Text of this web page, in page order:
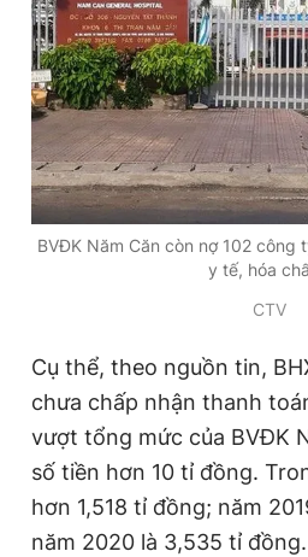
Đặt báo Quảng cáo RSS
Tổng biên tập: Nguyễn Ngọc Toàn
Phó tổng biên tập thường trực: Hải
Phó tổng biên tập: Lâm Hiếu Dũng
Phó tổng biên tập: Trần Việt Hưng
Tổng thư ký tòa soạn: Đức Trung
Giấy phép xuất bản số 110/GP -
© 2003-2026 Bản quyền thuộc về
chép dưới mọi hình thức nếu không
BVĐK Năm Căn còn nợ 102
y tế, hóa
CTV
Cụ thể, theo nguồn tin,
chưa chấp nhận thanh
vượt tổng mức của BVĐK
số tiền hơn 10 tỉ đồng.
hơn 1,518 tỉ đồng; năm
năm 2020 là 3,535 tỉ